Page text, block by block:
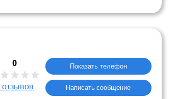
0
отзывов
Показать телефон
Написать сообщение